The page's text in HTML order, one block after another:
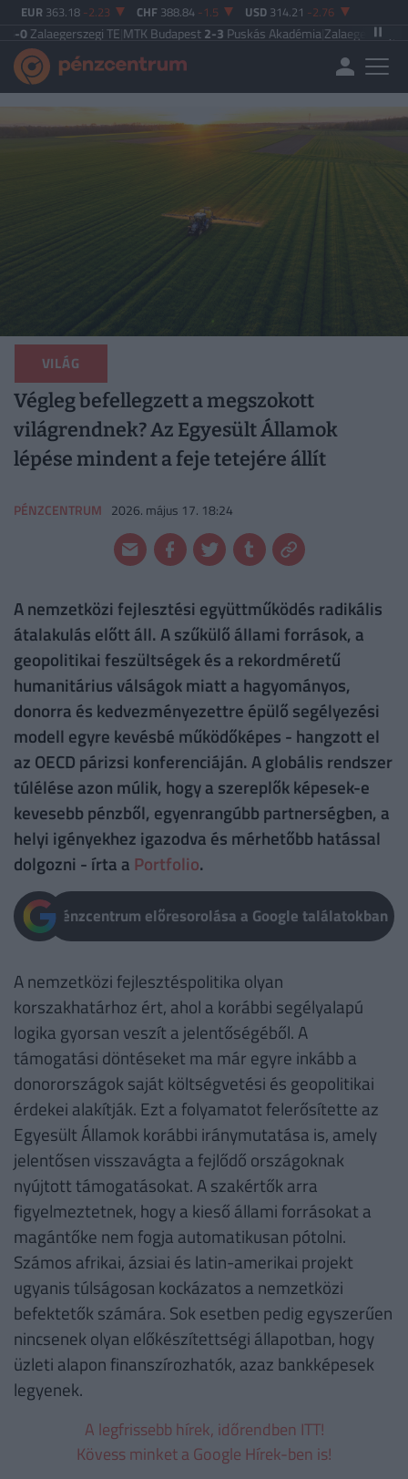
EUR 363.18 -2.23 CHF 388.84 -1.5 USD 314.21 -2.76
TE|MTK Budapest2-3Puskás Akadémia|Zalaegerszegi TE 5-2
VILÁG
Végleg befellegzett a megszokott
világrendnek? Az Egyesült Államok
lépése mindent a feje tetejére állít
PÉNZCENTRUM 2026. május 17. 18:24
A nemzetközi fejlesztési együttműködés radikális
átalakulás előtt áll. A szűkülő állami források, a
geopolitikai feszültségek és a rekordméretű
humanitárius válságok miatt a hagyományos,
donorra és kedvezményezettre épülő segélyezési
modell egyre kevésbé működőképes - hangzott el
az OECD párizsi konferenciáján. A globális rendszer
túlélése azon múlik, hogy a szereplők képesek-e
kevesebb pénzből, egyenrangúbb partnerségben, a
helyi igényekhez igazodva és mérhetőbb hatással
dolgozni - írta a Portfolio.
Pénzcentrum előresorolása a Google találatokban
A nemzetközi fejlesztéspolitika olyan
korszakhatárhoz ért, ahol a korábbi segélyalapú
logika gyorsan veszít a jelentőségéből. A
támogatási döntéseket ma már egyre inkább a
donorországok saját költségvetési és geopolitikai
érdekei alakítják. Ezt a folyamatot felerősítette az
Egyesült Államok korábbi iránymutatása is, amely
jelentősen visszavágta a fejlődő országoknak
nyújtott támogatásokat. A szakértők arra
figyelmeztetnek, hogy a kieső állami forrásokat a
magántőke nem fogja automatikusan pótolni.
Számos afrikai, ázsiai és latin-amerikai projekt
ugyanis túlságosan kockázatos a nemzetközi
befektetők számára. Sok esetben pedig egyszerűen
nincsenek olyan előkészítettségi állapotban, hogy
üzleti alapon finanszírozhatók, azaz bankképesek
legyenek.
A legfrissebb hírek, időrendben ITT!
Kövess minket a Google Hírek-ben is!